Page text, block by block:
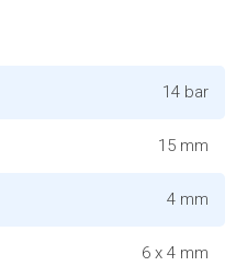
14 bar
15 mm
4 mm
6 x 4 mm